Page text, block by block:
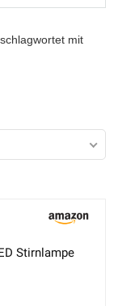
mit
Stirnlampe